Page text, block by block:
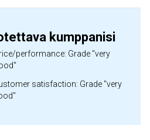
kumppanisi
performance: Grade "very
satisfaction: Grade "very